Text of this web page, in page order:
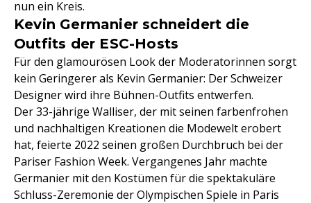
nun ein Kreis.
Kevin Germanier schneidert die
Outfits der ESC-Hosts
Für den glamourösen Look der Moderatorinnen sorgt
kein Geringerer als Kevin Germanier: Der Schweizer
Designer wird ihre Bühnen-Outfits entwerfen.
Der 33-jährige Walliser, der mit seinen farbenfrohen
und nachhaltigen Kreationen die Modewelt erobert
hat, feierte 2022 seinen großen Durchbruch bei der
Pariser Fashion Week. Vergangenes Jahr machte
Germanier mit den Kostümen für die spektakuläre
Schluss-Zeremonie der Olympischen Spiele in Paris